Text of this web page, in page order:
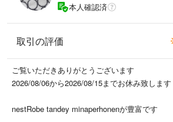
本人確認済
取引の評価
ご覧いただきありがとうございます
2026/08/06から2026/08/15までお休み致します
nestRobe tandey minaperhonenが豊富です